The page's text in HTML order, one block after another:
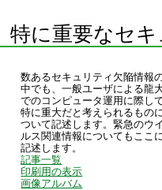
特に重要なセ
数あるセキュリティ欠陥情報
中でも、一般ユーザによる龍
でのコンピュータ運用に際し
特に重大だと考えられるもの
ついて記述します。緊急のウイ
ルス関連情報についてもここ
記述します。
記事一覧
印刷用の表示
画像アルバム